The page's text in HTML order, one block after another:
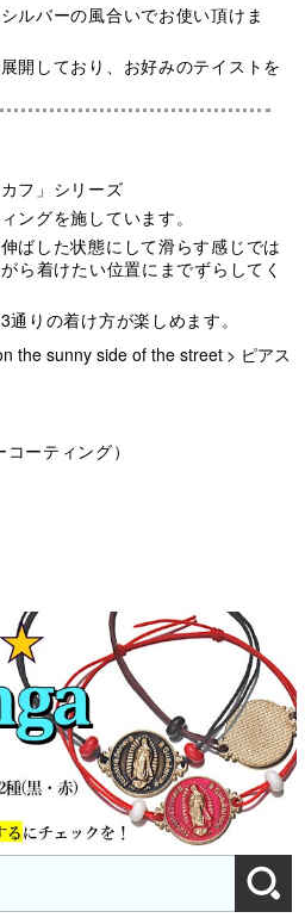
ルバーの風合いでお使い頂けま
開しており、お好みのテイストを
フ」シリーズ
ングを施しています。
ばした状態にして滑らす感じでは
ら着けたい位置にまでずらしてく
りの着け方が楽しめます。
the sunny side of the street > ピアス
ーティング）